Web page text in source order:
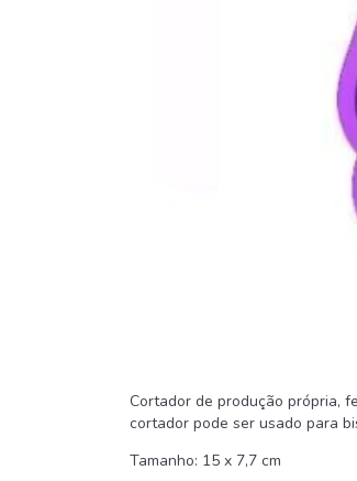
Cortador de produção própria,
cortador pode ser usado para
Tamanho: 15 x 7,7 cm